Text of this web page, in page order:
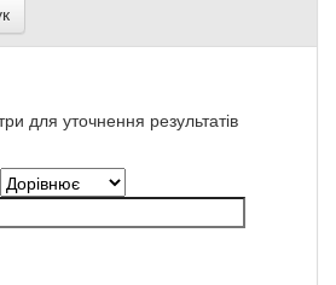
для уточнення результатів